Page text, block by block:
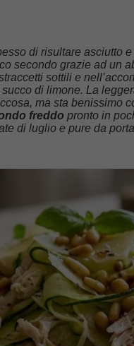
di risultare asciutto
secondo grazie ad un
sottili e
di limone. La
ma sta benissimo
freddo pronto in
di luglio e pure da